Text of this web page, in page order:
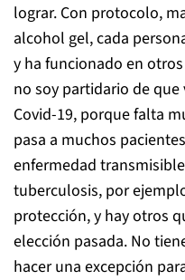
lograr. Con protocolo,
alcohol gel, cada
y ha funcionado en
no soy partidario de
Covid-19, porque falta
pasa a muchos
enfermedad
tuberculosis, por
protección, y hay otros
elección pasada. No
hacer una excepción